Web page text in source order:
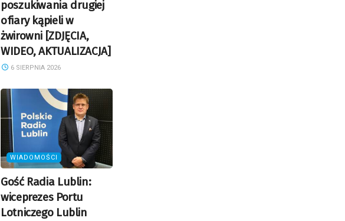
poszukiwania drugiej
ofiary kąpieli w
żwirowni [ZDJĘCIA,
WIDEO, AKTUALIZACJA]
6 SIERPNIA 2026
WIADOMOŚCI
Gość Radia Lublin:
wiceprezes Portu
Lotniczego Lublin